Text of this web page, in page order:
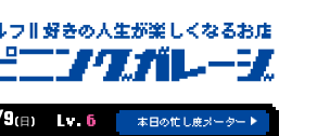
(日) Lv. 6 本日の忙し度メーター